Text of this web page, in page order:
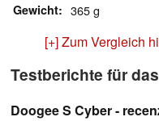
Gewicht 365 g
[+] Zum Vergleich
Testberichte für
Doogee S Cyber -